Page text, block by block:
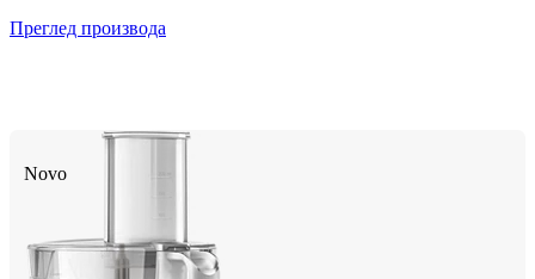
Преглед производа
Novo